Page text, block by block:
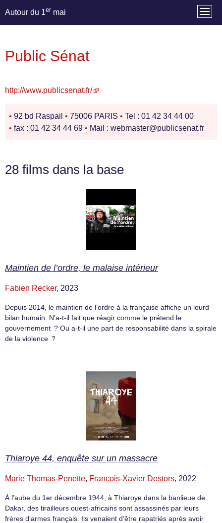
Autour du 1er mai
Public Sénat
http://www.publicsenat.fr/
• 92 bd Raspail • 75006 PARIS • Tel : 01 42 34 44 00
• fax : 01 42 34 44 69 • Mail : webmaster@publicsenat.fr
28 films dans la base
Maintien de l’ordre, le malaise intérieur
Fabien Recker, 2023
Depuis 2014, le maintien de l’ordre à la française affiche un lourd
bilan humain. N’a-t-il fait que réagir comme le prétend le
gouvernement ? Ou a-t-il une part de responsabilité dans la spirale
de la violence ?
Thiaroye 44, enquête sur un massacre
Marie Thomas-Penette, Francois-Xavier Destors, 2022
À l’aube du 1er décembre 1944, à Thiaroye dans la banlieue de
Dakar, des tirailleurs ouest-africains sont assassinés par leurs
frères d’armes français. Ils venaient d’être rapatriés après avoir